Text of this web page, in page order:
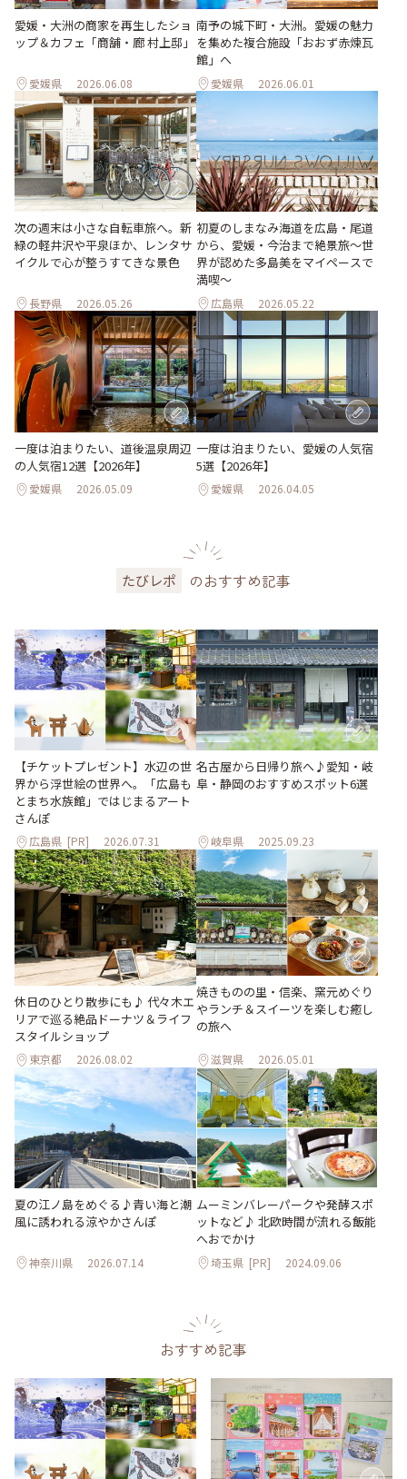
愛媛・大洲の商家を再生したショ
ップ＆カフェ「商舗・廊 村上邸」
愛媛県 2026.06.08
南予の城下町・大洲。愛媛の魅力
を集めた複合施設「おおず赤煉瓦
館」へ
愛媛県 2026.06.01
次の週末は小さな自転車旅へ。新
緑の軽井沢や平泉ほか、レンタサ
イクルで心が整うすてきな景色
長野県 2026.05.26
初夏のしまなみ海道を広島・尾道
から、愛媛・今治まで絶景旅〜世
界が認めた多島美をマイペースで
満喫〜
広島県 2026.05.22
一度は泊まりたい、道後温泉周辺
の人気宿12選【2026年】
愛媛県 2026.05.09
一度は泊まりたい、愛媛の人気宿
5選【2026年】
愛媛県 2026.04.05
たびレポ のおすすめ記事
【チケットプレゼント】水辺の世
界から浮世絵の世界へ。「広島も
とまち水族館」ではじまるアート
さんぽ
広島県 [PR] 2026.07.31
名古屋から日帰り旅へ♪愛知・岐
阜・静岡のおすすめスポット6選
岐阜県 2025.09.23
休日のひとり散歩にも♪ 代々木エ
リアで巡る絶品ドーナツ＆ライフ
スタイルショップ
東京都 2026.08.02
焼きものの里・信楽、窯元めぐり
やランチ＆スイーツを楽しむ癒し
の旅へ
滋賀県 2026.05.01
夏の江ノ島をめぐる♪青い海と潮
風に誘われる涼やかさんぽ
神奈川県 2026.07.14
ムーミンバレーパークや発酵スポ
ットなど♪ 北欧時間が流れる飯能
へおでかけ
埼玉県 [PR] 2024.09.06
おすすめ記事